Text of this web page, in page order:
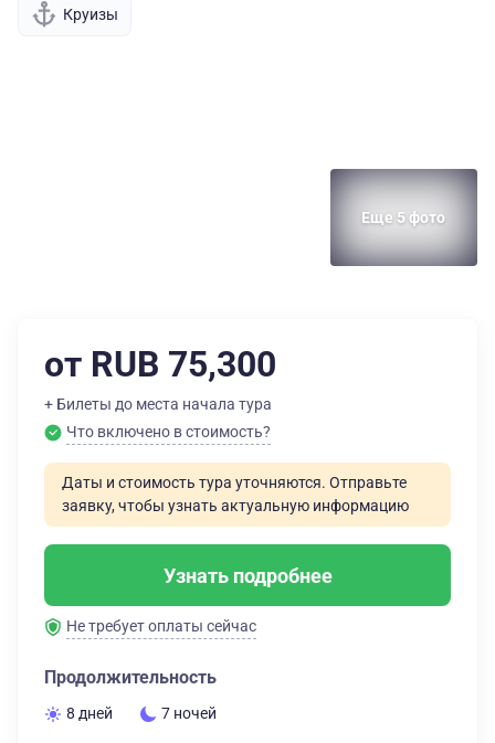
Круизы
Еще 5 фото
от RUB 75,300
+ Билеты до места начала тура
Что включено в стоимость?
Даты и стоимость тура уточняются. Отправьте
заявку, чтобы узнать актуальную информацию
Узнать подробнее
Не требует оплаты сейчас
Продолжительность
8 дней 7 ночей